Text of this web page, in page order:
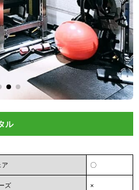
ル
ア 〇
ズ ×